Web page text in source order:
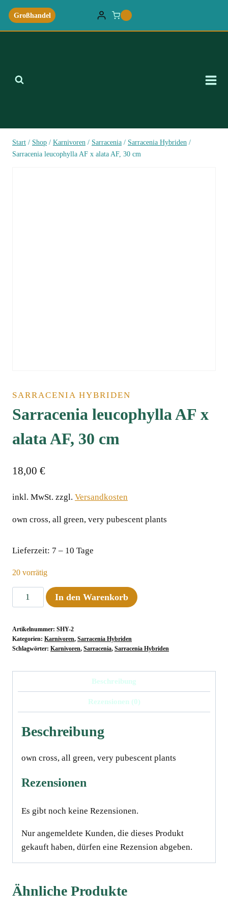
Zum
Inhalt
springen
Großhandel
Start / Shop / Karnivoren / Sarracenia / Sarracenia Hybriden /
Sarracenia leucophylla AF x alata AF, 30 cm
SARRACENIA HYBRIDEN
Sarracenia leucophylla AF x
alata AF, 30 cm
18,00 €
inkl. MwSt. zzgl. Versandkosten
own cross, all green, very pubescent plants
Lieferzeit: 7 – 10 Tage
20 vorrätig
Sarracenia
leucophylla
x
alata
cm
In den Warenkorb
Artikelnummer: SHY-2
Kategorien: Karnivoren, Sarracenia Hybriden
Schlagwörter: Karnivoren, Sarracenia, Sarracenia Hybriden
Beschreibung
Rezensionen (0)
Beschreibung
own cross, all green, very pubescent plants
Rezensionen
Es gibt noch keine Rezensionen.
Nur angemeldete Kunden, die dieses Produkt
gekauft haben, dürfen eine Rezension abgeben.
Ähnliche Produkte